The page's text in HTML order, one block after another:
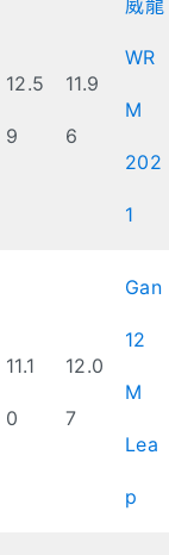
12.5
9
11.9
6
WR
M
202
1
11.1
0
12.0
7
Gan
12
M
Lea
p